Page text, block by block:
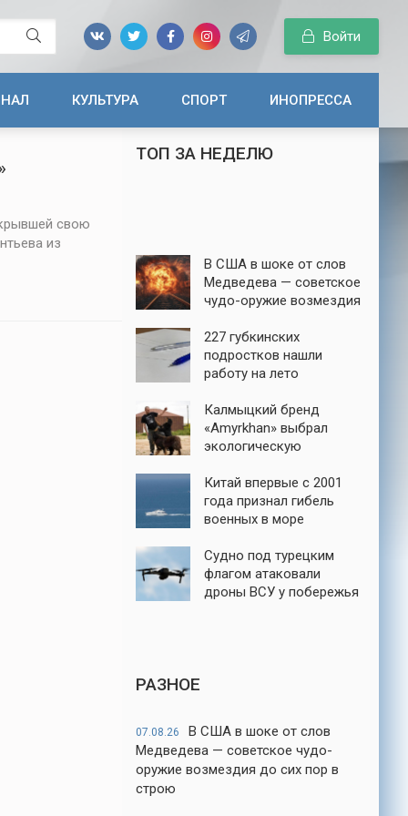
Войти
КУЛЬТУРА СПОРТ ИНОПРЕССА
свою
из
ТОП ЗА НЕДЕЛЮ
В США в шоке от слов
Медведева — советское
чудо-оружие возмездия
227 губкинских
подростков нашли
работу на лето
Калмыцкий бренд
«Amyrkhan» выбрал
экологическую
Китай впервые с 2001
года признал гибель
военных в море
Судно под турецким
флагом атаковали
дроны ВСУ у побережья
РАЗНОЕ
07.08.26
В США в шоке от слов
Медведева — советское чудо-
оружие возмездия до сих пор в
строю